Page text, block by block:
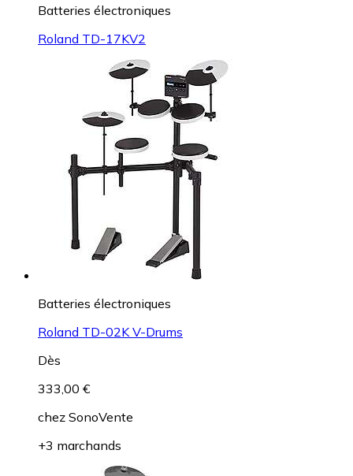
Batteries électroniques
Roland TD-17KV2
Batteries électroniques
Roland TD-02K V-Drums
Dès
333,00 €
chez SonoVente
+3 marchands